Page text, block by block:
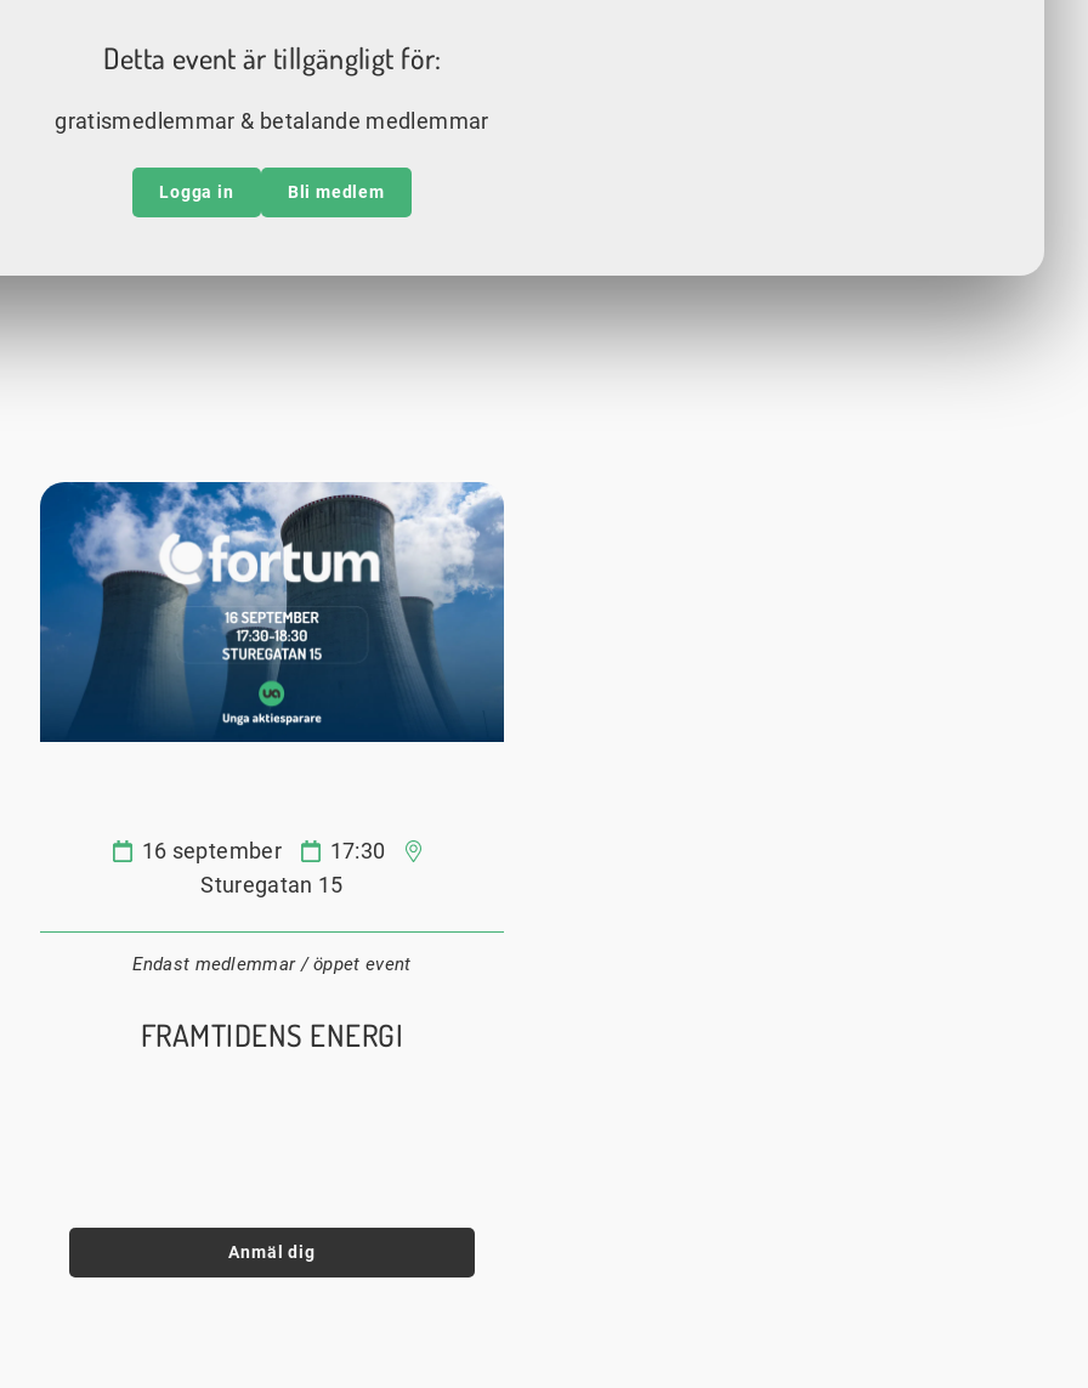
Detta event är tillgängligt för:
gratismedlemmar & betalande medlemmar
Logga in Bli medlem
16 september
Tid:
17:30
Sturegatan 15
Endast medlemmar / öppet event
FRAMTIDENS ENERGI
Anmäl dig